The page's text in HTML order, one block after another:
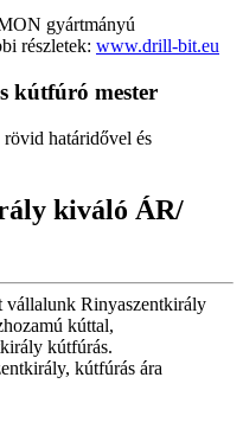
gyártmányú
részletek: www.drill-bit.eu
kútfúró mester
határidővel és
kiváló ÁR/
Rinyaszentkirály
kúttal,
kútfúrás.
kútfúrás ára